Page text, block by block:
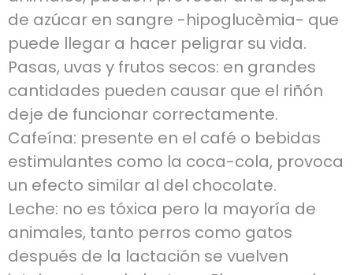
de azúcar en sangre -hipoglucèmia- que
puede llegar a hacer peligrar su vida.
Pasas, uvas y frutos secos: en grandes
cantidades pueden causar que el riñón
deje de funcionar correctamente.
Cafeína: presente en el café o bebidas
estimulantes como la coca-cola, provoca
un efecto similar al del chocolate.
Leche: no es tóxica pero la mayoría de
animales, tanto perros como gatos
después de la lactación se vuelven